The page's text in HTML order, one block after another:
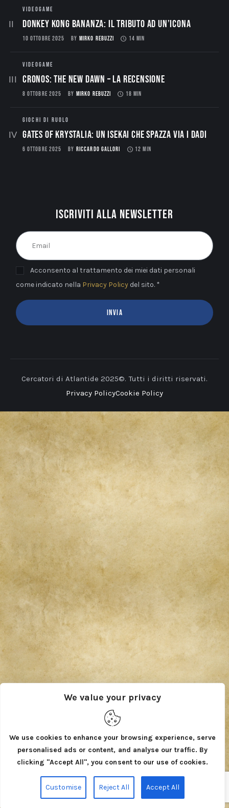
We value your privacy
We use cookies to enhance your browsing experience, serve
personalised ads or content, and analyse our traffic. By
clicking "Accept All", you consent to our use of cookies.
Customise Reject All Accept All
VIDEOGAME
Donkey Kong Bananza: Il Tributo ad un’Icona
10 OTTOBRE 2025 BY MIRKO REBUZZI 14 MIN
VIDEOGAME
CRONOS: THE NEW DAWN – La Recensione
8 OTTOBRE 2025 BY MIRKO REBUZZI 18 MIN
GIOCHI DI RUOLO
Gates of Krystalia: Un Isekai che spazza via i dadi
6 OTTOBRE 2025 BY RICCARDO GALLORI 12 MIN
Iscriviti alla newsletter
Acconsento al trattamento dei miei dati personali
come indicato nella Privacy Policy del sito. *
INVIA
Cercatori di Atlantide 2025©. Tutti i diritti riservati.
Privacy PolicyCookie Policy